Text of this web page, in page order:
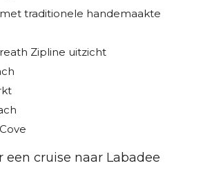
traditionele handemaakte
Zipline uitzicht
een cruise naar Labadee